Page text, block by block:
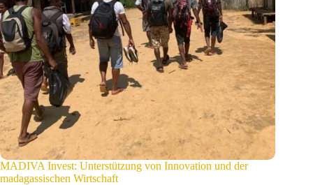
MADIVA Invest: Unterstützung von Innovation und der
madagassischen Wirtschaft